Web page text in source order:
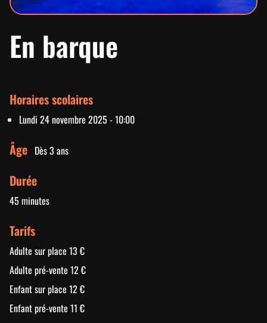
En barque
Horaires scolaires
Lundi 24 novembre 2025 - 10:00
Âge Dès 3 ans
Durée
45 minutes
Tarifs
Adulte sur place 13 €
Adulte pré-vente 12 €
Enfant sur place 12 €
Enfant pré-vente 11 €